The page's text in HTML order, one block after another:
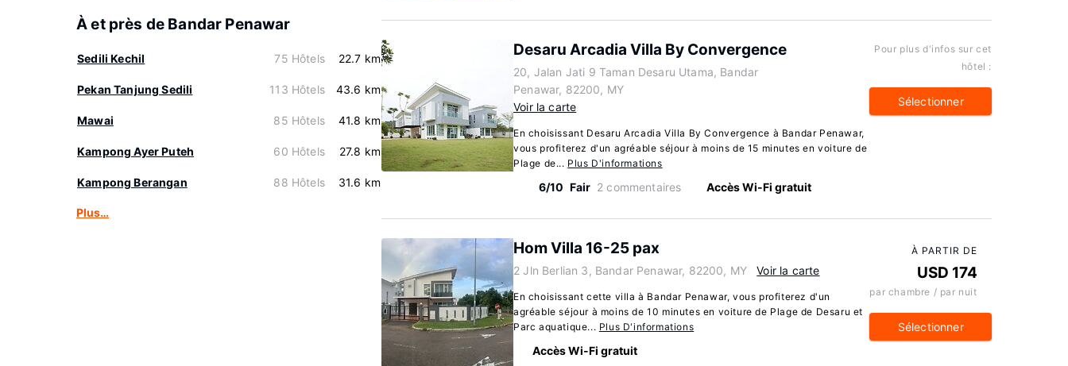
À et près de Bandar Penawar
Sedili Kechil 75 Hôtels 22.7 km
Pekan Tanjung Sedili 113 Hôtels 43.6 km
Mawai 85 Hôtels 41.8 km
Kampong Ayer Puteh 60 Hôtels 27.8 km
Kampong Berangan 88 Hôtels 31.6 km
Plus…
Desaru Arcadia Villa By Convergence
20, Jalan Jati 9 Taman Desaru Utama, Bandar
Penawar, 82200, MY
Voir la carte
En choisissant Desaru Arcadia Villa By Convergence à Bandar Penawar,
vous profiterez d'un agréable séjour à moins de 15 minutes en voiture de
Plage de... Plus D'informations
6/10 Fair 2 commentaires Accès Wi-Fi gratuit
Pour plus d'infos sur cet
hôtel :
Sélectionner
Hom Villa 16-25 pax
2 Jln Berlian 3, Bandar Penawar, 82200, MY Voir la carte
En choisissant cette villa à Bandar Penawar, vous profiterez d'un
agréable séjour à moins de 10 minutes en voiture de Plage de Desaru et
Parc aquatique... Plus D'informations
Accès Wi-Fi gratuit
À PARTIR DE
USD 174
par chambre / par nuit
Sélectionner